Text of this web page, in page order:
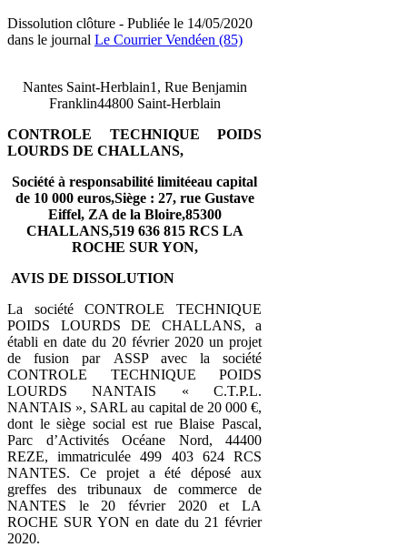
Dissolution clôture - Publiée le 14/05/2020
dans le journal Le Courrier Vendéen (85)
Nantes Saint-Herblain1, Rue Benjamin
Franklin44800 Saint-Herblain
CONTROLE TECHNIQUE POIDS
LOURDS DE CHALLANS,
Société à responsabilité limitéeau capital
de 10 000 euros,Siège : 27, rue Gustave
Eiffel, ZA de la Bloire,85300
CHALLANS,519 636 815 RCS LA
ROCHE SUR YON,
AVIS DE DISSOLUTION
La société CONTROLE TECHNIQUE
POIDS LOURDS DE CHALLANS, a
établi en date du 20 février 2020 un projet
de fusion par ASSP avec la société
CONTROLE TECHNIQUE POIDS
LOURDS NANTAIS « C.T.P.L.
NANTAIS », SARL au capital de 20 000 €,
dont le siège social est rue Blaise Pascal,
Parc d’Activités Océane Nord, 44400
REZE, immatriculée 499 403 624 RCS
NANTES. Ce projet a été déposé aux
greffes des tribunaux de commerce de
NANTES le 20 février 2020 et LA
ROCHE SUR YON en date du 21 février
2020.